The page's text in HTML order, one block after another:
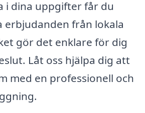
i dina uppgifter får du
erbjudanden från lokala
gör det enklare för dig
Låt oss hjälpa dig att
med en professionell och